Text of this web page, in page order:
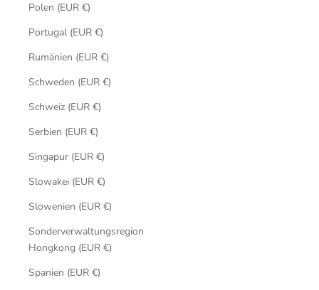
Polen (EUR €)
Portugal (EUR €)
Rumänien (EUR €)
Schweden (EUR €)
Schweiz (EUR €)
Serbien (EUR €)
Singapur (EUR €)
Slowakei (EUR €)
Slowenien (EUR €)
Sonderverwaltungsregion
Hongkong (EUR €)
Spanien (EUR €)